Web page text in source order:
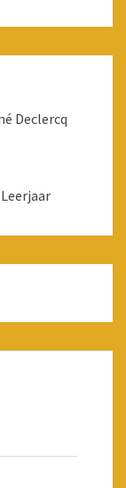
Declercq